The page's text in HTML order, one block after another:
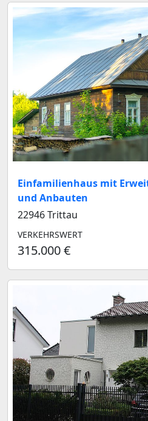
Einfamilienhaus mit
und Anbauten
22946 Trittau
VERKEHRSWERT
315.000 €